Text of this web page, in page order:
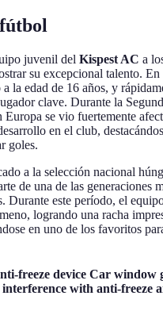
juvenil del Kispest AC a
su excepcional talento.
la edad de 16 años, y
clave. Durante la
se vio fuertemente
en el club,
goles.
a la selección nacional
de una de las generaciones
Durante este período, el
logrando una racha
en uno de los favoritos
freeze device Car window
with anti-freeze